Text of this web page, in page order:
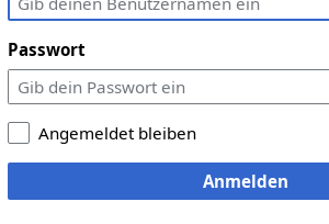
Passwort
Angemeldet bleiben
Anmelden